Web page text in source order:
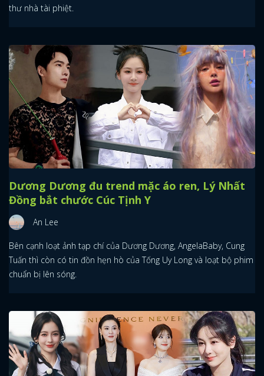
thư nhà tài phiệt.
Dương Dương đu trend mặc áo ren, Lý Nhất
Đồng bắt chước Cúc Tịnh Y
An Lee
Bên cạnh loạt ảnh tạp chí của Dương Dương, AngelaBaby, Cung
Tuấn thì còn có tin đồn hẹn hò của Tống Uy Long và loạt bộ phim
chuẩn bị lên sóng.